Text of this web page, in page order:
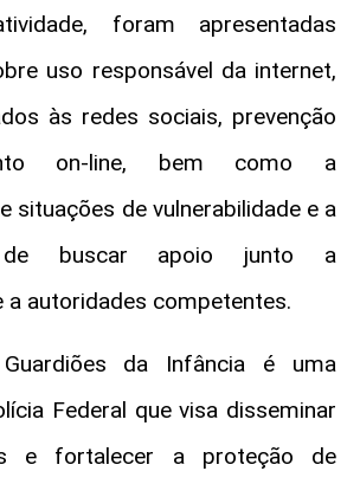
foram apresentadas
uso responsável da internet,
às redes sociais, prevenção
on-line, bem como a
situações de vulnerabilidade e a
de buscar apoio junto a
a autoridades competentes.
da Infância é uma
Federal que visa disseminar
e fortalecer a proteção de